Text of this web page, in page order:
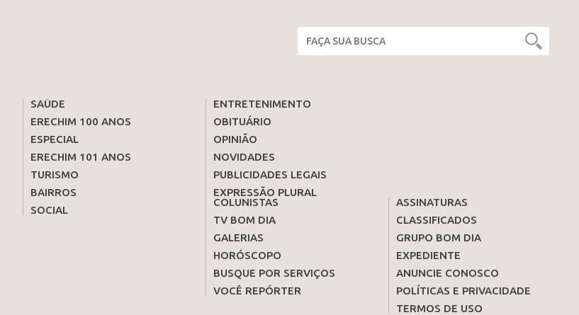
SAÚDE
ERECHIM 100 ANOS
ESPECIAL
ERECHIM 101 ANOS
TURISMO
BAIRROS
SOCIAL
ENTRETENIMENTO
OBITUÁRIO
OPINIÃO
NOVIDADES
PUBLICIDADES LEGAIS
EXPRESSÃO PLURAL
COLUNISTAS
TV BOM DIA
GALERIAS
HORÓSCOPO
BUSQUE POR SERVIÇOS
VOCÊ REPÓRTER
ASSINATURAS
CLASSIFICADOS
GRUPO BOM DIA
EXPEDIENTE
ANUNCIE CONOSCO
POLÍTICAS E PRIVACIDADE
TERMOS DE USO